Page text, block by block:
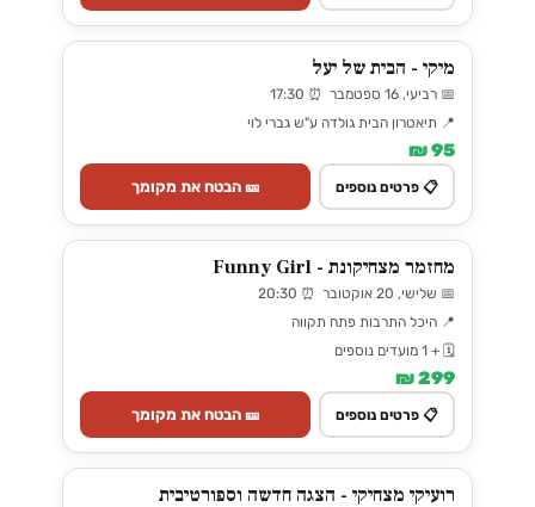
מיקי - הבית של יעל
📅 רביעי, 16 ספטמבר ⏰ 17:30
📍 תיאטרון הבית גולדה ע"ש גברי לוי
95 ₪
📋 פרטים נוספים 🎫 הבטח את מקומך
מחזמר מצחיקונת - Funny Girl
📅 שלישי, 20 אוקטובר ⏰ 20:30
📍 היכל התרבות פתח תקווה
🗓️ + 1 מועדים נוספים
299 ₪
📋 פרטים נוספים 🎫 הבטח את מקומך
רועיקי מצחיקי - הצגה חדשה וספורטיבית